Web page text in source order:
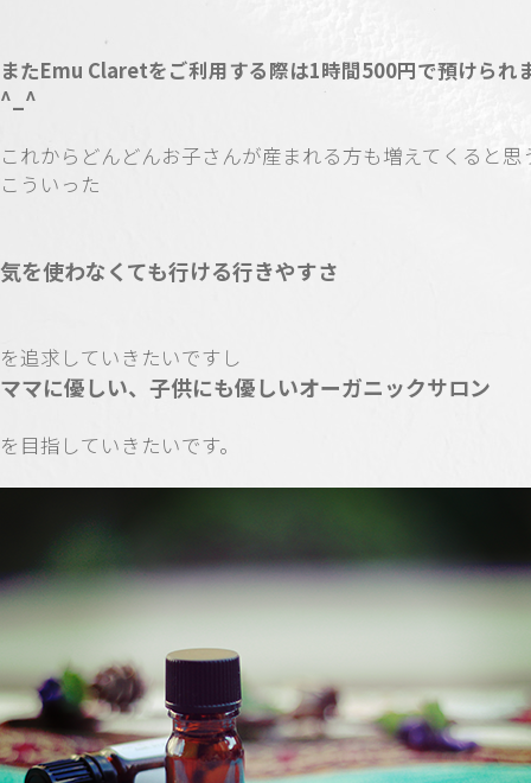
またEmu Claretをご利用する際は1時間500円で預けられ
^_^
これからどんどんお子さんが産まれる方も増えてくると思
こういった
気を使わなくても行ける行きやすさ
を追求していきたいですし
ママに優しい、子供にも優しいオーガニックサロン
を目指していきたいです。